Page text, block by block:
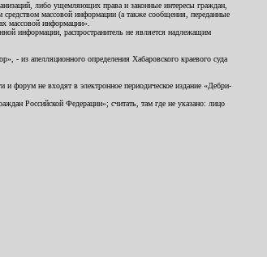
либо ущемляющих права и законные интересы граждан,
массовой информации (а также сообщения, переданные
массовой информации».
информации, распространитель не является надлежащим
- из апелляционного определения Хабаровского краевого суда
и форум не входят в электронное периодическое издание «Дебри-
Российской Федерации»; считать, там где не указано: лицо